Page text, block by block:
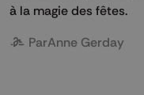
à la magie des fêtes.
ParAnne Gerday